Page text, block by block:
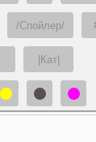
/Спойлер/
|Кат|